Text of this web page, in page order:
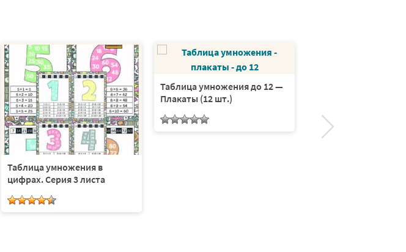
Таблица умножения в
цифрах. Серия 3 листа
Таблица умножения до 12 —
Плакаты (12 шт.)